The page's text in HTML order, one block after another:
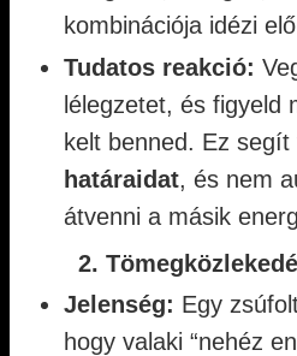
kombinációja idézi
Tudatos reakció:
lélegzetet, és figyeld
kelt benned. Ez
határaidat, és nem
átvenni a másik
2.
Jelenség: Egy
hogy valaki “nehéz